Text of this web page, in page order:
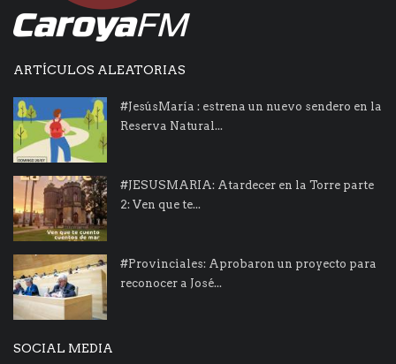
ARTÍCULOS ALEATORIAS
#JesúsMaría : estrena un nuevo sendero en la
Reserva Natural...
#JESUSMARIA: Atardecer en la Torre parte
2: Ven que te...
#Provinciales: Aprobaron un proyecto para
reconocer a José...
SOCIAL MEDIA